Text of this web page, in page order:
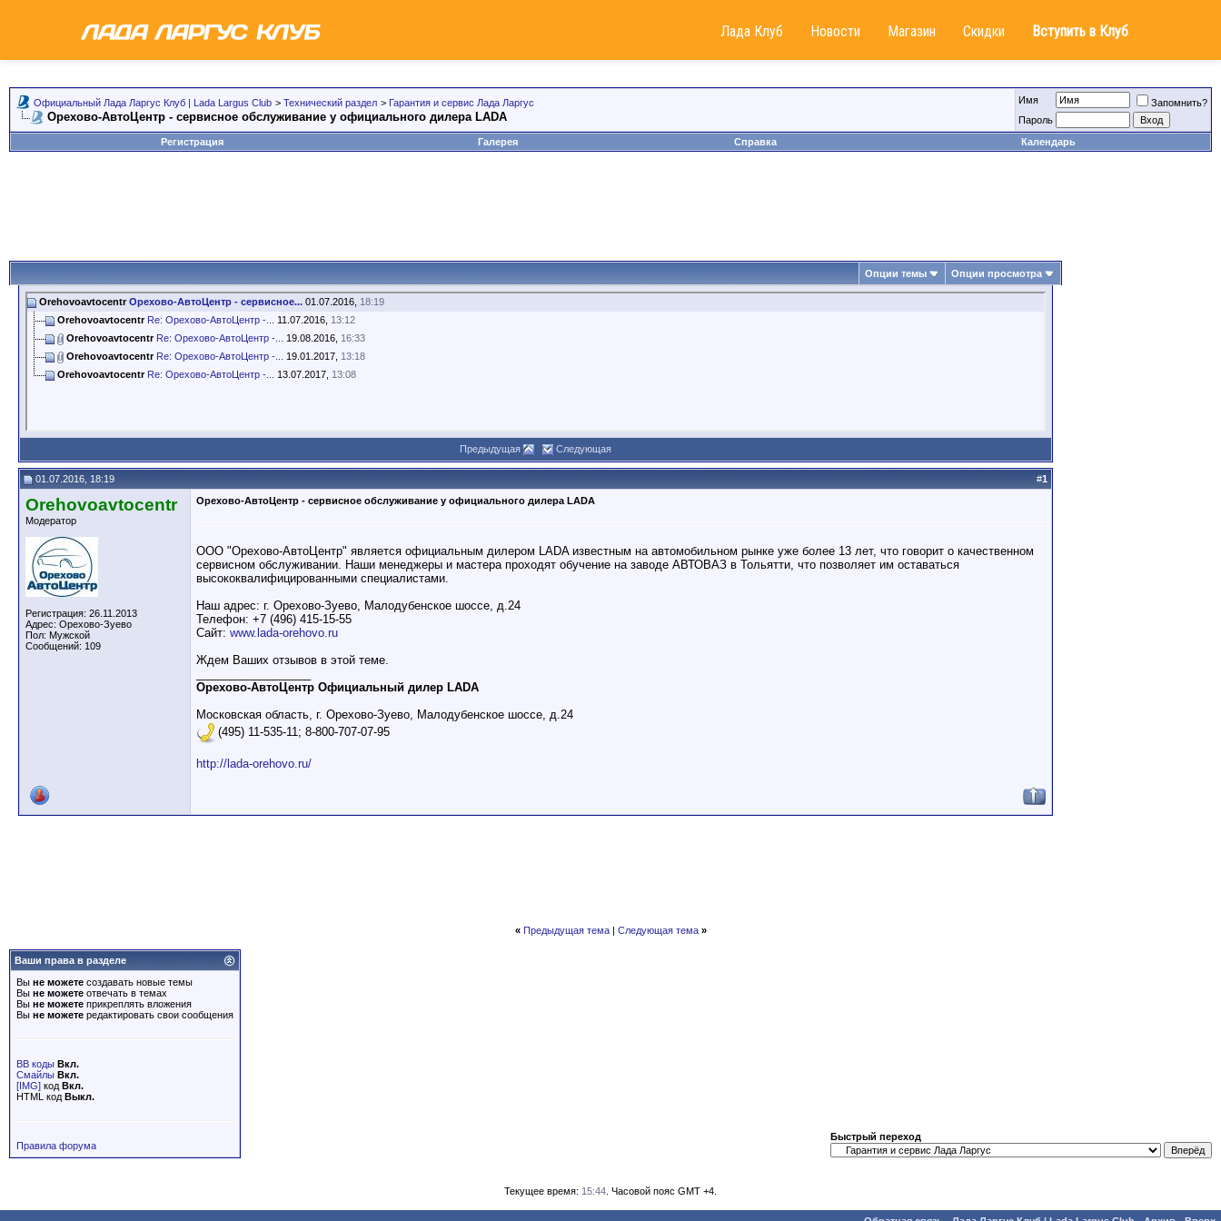
Лада Клуб Новости Магазин Скидки Вступить в Клуб
Официальный Лада Ларгус Клуб | Lada Largus Club > Технический раздел > Гарантия и сервис Лада Ларгус
Орехово-АвтоЦентр - сервисное обслуживание у официального дилера LADA
Имя
Запомнить?
Пароль
Регистрация
Галерея Справка Календарь
Опции темы Опции просмотра
Orehovoavtocentr Орехово-АвтоЦентр - сервисное... 01.07.2016, 18:19
Orehovoavtocentr Re: Орехово-АвтоЦентр -... 11.07.2016, 13:12
Orehovoavtocentr Re: Орехово-АвтоЦентр -... 19.08.2016, 16:33
Orehovoavtocentr Re: Орехово-АвтоЦентр -... 19.01.2017, 13:18
Orehovoavtocentr Re: Орехово-АвтоЦентр -... 13.07.2017, 13:08
Предыдущая Следующая
01.07.2016, 18:19 #1
Orehovoavtocentr
Модератор
Регистрация: 26.11.2013
Адрес: Орехово-Зуево
Пол: Мужской
Сообщений: 109
Орехово-АвтоЦентр - сервисное обслуживание у официального дилера LADA
ООО "Орехово-АвтоЦентр" является официальным дилером LADA известным на автомобильном рынке уже более 13 лет, что говорит о качественном
сервисном обслуживании. Наши менеджеры и мастера проходят обучение на заводе АВТОВАЗ в Тольятти, что позволяет им оставаться
высококвалифицированными специалистами.
Наш адрес: г. Орехово-Зуево, Малодубенское шоссе, д.24
Телефон: +7 (496) 415-15-55
Сайт: www.lada-orehovo.ru
Ждем Ваших отзывов в этой теме.
Орехово-АвтоЦентр Официальный дилер LADA
Московская область, г. Орехово-Зуево, Малодубенское шоссе, д.24
(495) 11-535-11; 8-800-707-07-95
http://lada-orehovo.ru/
« Предыдущая тема| Следующая тема »
Ваши права в разделе
Вы не можете создавать новые темы
Вы не можете отвечать в темах
Вы не можете прикреплять вложения
Вы не можете редактировать свои сообщения
BB коды Вкл.
Смайлы Вкл.
[IMG] код Вкл.
HTML код Выкл.
Правила форума
Быстрый переход
Текущее время: 15:44 . Часовой пояс GMT +4.